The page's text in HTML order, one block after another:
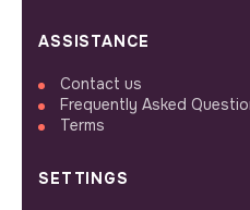
ASSISTANCE
Contact us
Frequently Asked
Terms
SETTINGS